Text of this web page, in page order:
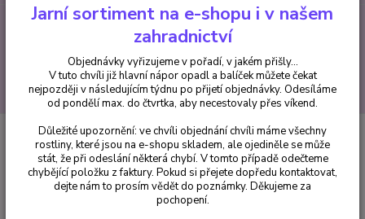
Hledat
Fuchsie Tinkerbell (fuchsie) - 1 ks
Tinkerbell (fuchsie) - 1 ks
Jarní sortiment na e-shopu i v našem
zahradnictví
Objednávky vyřizujeme v pořadí, v jakém přišly...
V tuto chvíli již hlavní nápor opadl a balíček můžete čekat
nejpozději v následujícím týdnu po přijetí objednávky. Odesíláme
od pondělí max. do čtvrtka, aby necestovaly přes víkend.
Důležité upozornění: ve chvíli objednání chvíli máme všechny
rostliny, které jsou na e-shopu skladem, ale ojediněle se může
stát, že při odeslání některá chybí. V tomto případě odečteme
chybějící položku z faktury. Pokud si přejete dopředu kontaktovat,
dejte nám to prosím vědět do poznámky. Děkujeme za
pochopení.